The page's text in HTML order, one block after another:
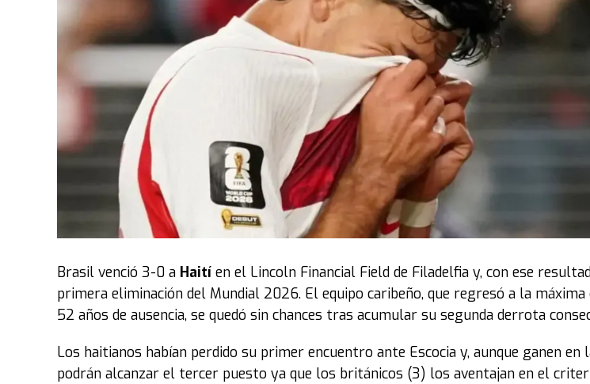
Brasil venció 3-0 a Haití en el Lincoln Financial Field de Filadelfia y, con ese
primera eliminación del Mundial 2026. El equipo caribeño, que regresó a la máxima
52 años de ausencia, se quedó sin chances tras acumular su segunda derrota
Los haitianos habían perdido su primer encuentro ante Escocia y, aunque ganen en
podrán alcanzar el tercer puesto ya que los británicos (3) los aventajan en el